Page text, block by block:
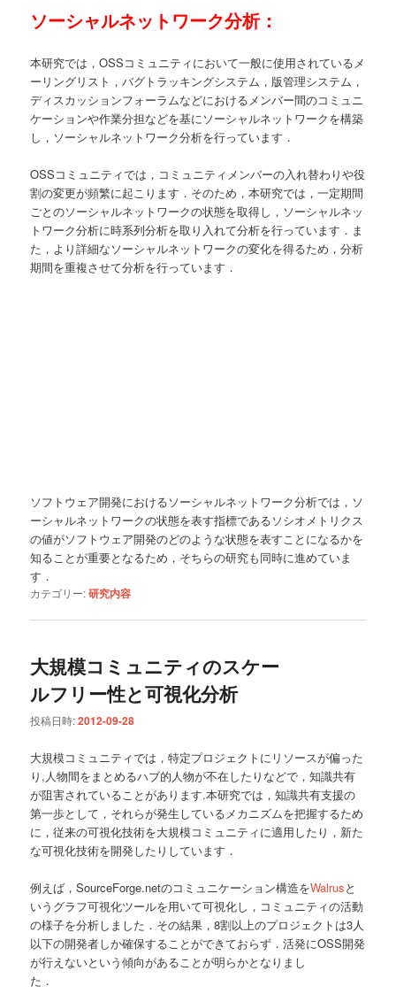
ソーシャルネットワーク分析：
本研究では，OSSコミュニティにおいて一般に使用されているメ
ーリングリスト，バグトラッキングシステム，版管理システム，
ディスカッションフォーラムなどにおけるメンバー間のコミュニ
ケーションや作業分担などを基にソーシャルネットワークを構築
し，ソーシャルネットワーク分析を行っています．
OSSコミュニティでは，コミュニティメンバーの入れ替わりや役
割の変更が頻繁に起こります．そのため，本研究では，一定期間
ごとのソーシャルネットワークの状態を取得し，ソーシャルネッ
トワーク分析に時系列分析を取り入れて分析を行っています．ま
た，より詳細なソーシャルネットワークの変化を得るため，分析
期間を重複させて分析を行っています．
ソフトウェア開発におけるソーシャルネットワーク分析では，ソ
ーシャルネットワークの状態を表す指標であるソシオメトリクス
の値がソフトウェア開発のどのような状態を表すことになるかを
知ることが重要となるため，そちらの研究も同時に進めていま
す．
カテゴリー:研究内容
大規模コミュニティのスケー
ルフリー性と可視化分析
投稿日時:2012-09-28
大規模コミュニティでは，特定プロジェクトにリソースが偏った
り,人物間をまとめるハブ的人物が不在したりなどで，知識共有
が阻害されていることがあります.本研究では，知識共有支援の
第一歩として，それらが発生しているメカニズムを把握するため
に，従来の可視化技術を大規模コミュニティに適用したり，新た
な可視化技術を開発したりしています．
例えば，SourceForge.netのコミュニケーション構造をWalrusと
いうグラフ可視化ツールを用いて可視化し，コミュニティの活動
の様子を分析しました．その結果，8割以上のプロジェクトは3人
以下の開発者しか確保することができておらず．活発にOSS開発
が行えないという傾向があることが明らかとなりまし
た．